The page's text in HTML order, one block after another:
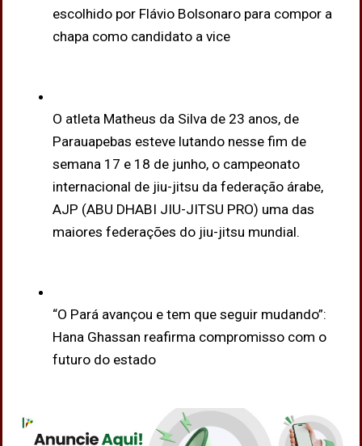
escolhido por Flávio Bolsonaro para compor a
chapa como candidato a vice
O atleta Matheus da Silva de 23 anos, de
Parauapebas esteve lutando nesse fim de
semana 17 e 18 de junho, o campeonato
internacional de jiu-jitsu da federação árabe,
AJP (ABU DHABI JIU-JITSU PRO) uma das
maiores federações do jiu-jitsu mundial.
“O Pará avançou e tem que seguir mudando”:
Hana Ghassan reafirma compromisso com o
futuro do estado